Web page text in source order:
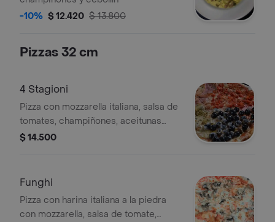
-10% $ 12.420 $ 13.800
Pizzas 32 cm
4 Stagioni
Pizza con mozzarella italiana, salsa de
tomates, champiñones, aceitunas
negras, jamón cocido, salame y
$ 14.500
Funghi
Pizza con harina italiana a la piedra
con mozzarella, salsa de tomate,